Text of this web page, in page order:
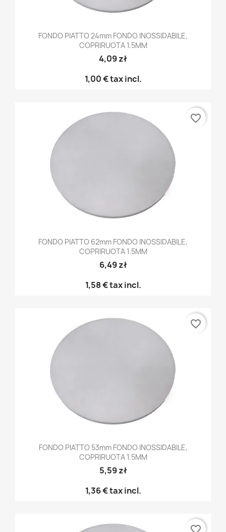
FONDO PIATTO 24mm FONDO INOSSIDABILE,
COPRIRUOTA 1.5MM
4,09 zł
1,00 €tax incl.
FONDO PIATTO 62mm FONDO INOSSIDABILE,
COPRIRUOTA 1.5MM
6,49 zł
1,58 €tax incl.
favorite_border
FONDO PIATTO 53mm FONDO INOSSIDABILE,
COPRIRUOTA 1.5MM
5,59 zł
1,36 €tax incl.
favorite_border